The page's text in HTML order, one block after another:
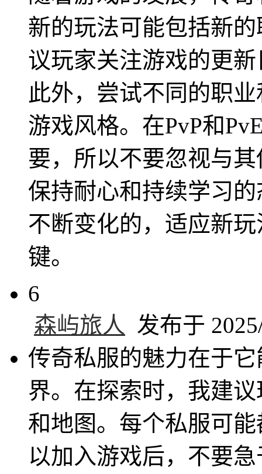
新的玩法可能包括新
议玩家关注游戏的更
此外，尝试不同的职
游戏风格。在PvP和
要，所以不要忽视与
保持耐心和持续学习
不断变化的，适应新
键。
6
森屿旅人
发布于
传奇私服的魅力在于
界。在探索时，我建
和地图。每个私服可
以加入游戏后，不要